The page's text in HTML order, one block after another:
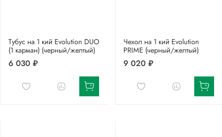
Тубус на 1 кий Evolution DUO
(1 карман) (черный/желтый)
6 030 ₽
Чехол на 1 кий Evolution
PRIME (черный/желтый)
9 020 ₽